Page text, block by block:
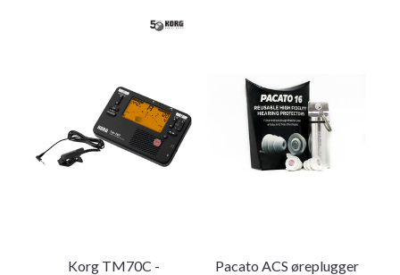
Korg TM70C -
Pacato ACS øreplugger